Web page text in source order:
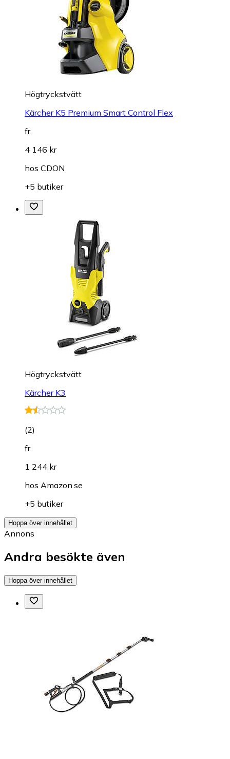
Högtryckstvätt
Kärcher K5 Premium Smart Control Flex
fr.
4 146 kr
hos CDON
+5 butiker
Högtryckstvätt
Kärcher K3
(2)
fr.
1 244 kr
hos Amazon.se
+5 butiker
Hoppa över innehållet
Annons
Andra besökte även
Hoppa över innehållet